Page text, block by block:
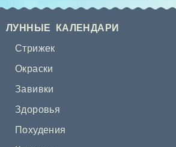
ЛУННЫЕ КАЛЕНДАРИ
Стрижек
Окраски
Завивки
Здоровья
Похудения